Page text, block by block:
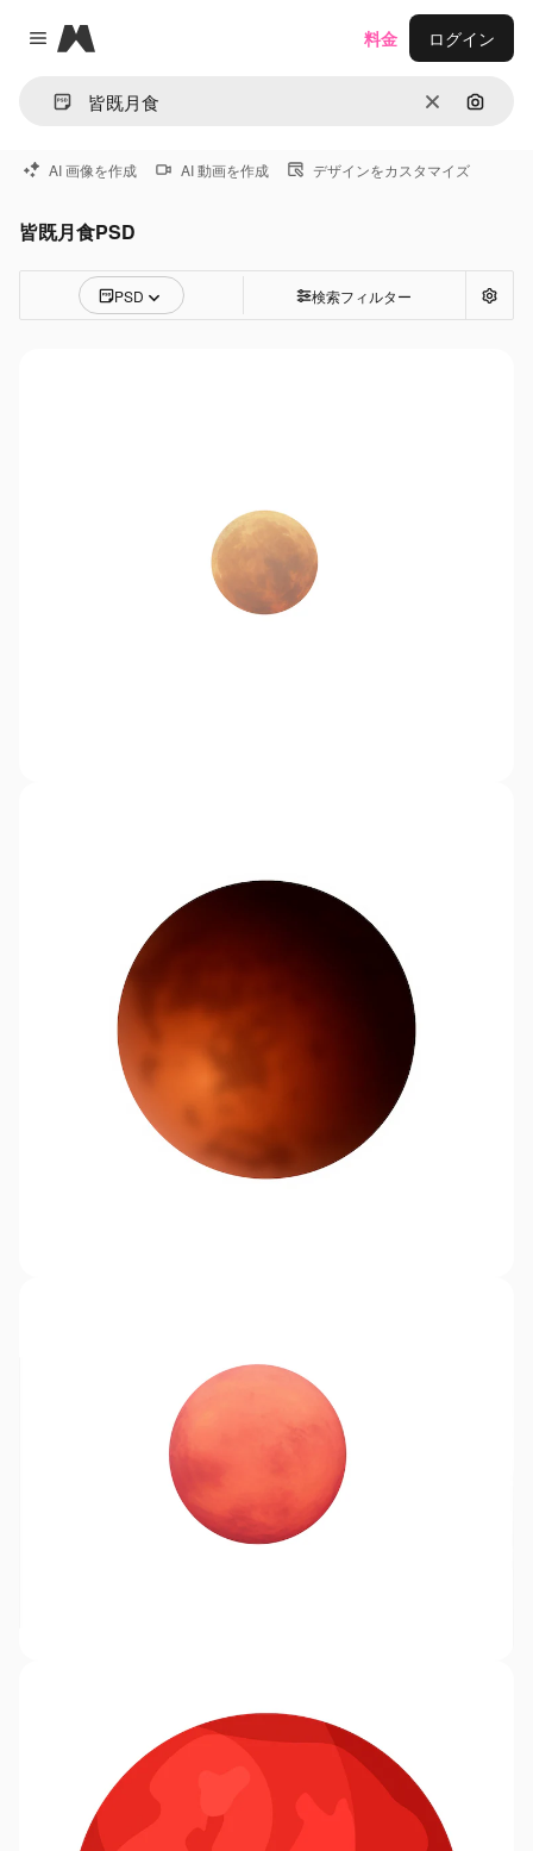
Close menu
Magnific
消去 画像で
料金 ログイン
AI 画像を作成 AI 動画を作成 デザインをカスタマイズ
皆既月食PSD
PSD 検索フィルター